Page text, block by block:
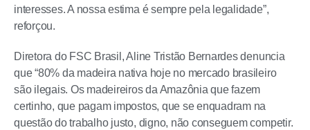
interesses. A nossa estima é sempre pela legalidade”,
reforçou.
Diretora do FSC Brasil, Aline Tristão Bernardes denuncia
que “80% da madeira nativa hoje no mercado brasileiro
são ilegais. Os madeireiros da Amazônia que fazem
certinho, que pagam impostos, que se enquadram na
questão do trabalho justo, digno, não conseguem competir.